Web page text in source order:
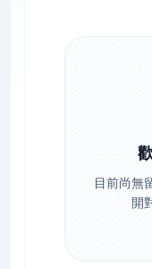
目前尚無
開